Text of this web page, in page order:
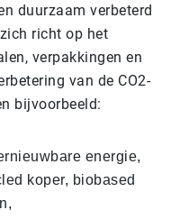
duurzaam verbeterd
richt op het
verpakkingen en
van de CO2-
bijvoorbeeld:
energie,
koper, biobased